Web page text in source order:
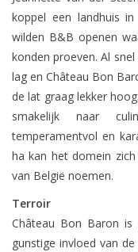
Blog
Wijndomeinen
koppel een landhuis
wilden B&B openen
konden proeven. Al
lag en Château Bon
de lat graag lekker
smakelijk naar
temperamentvol en
ha kan het domein
van België noemen.
Terroir
Château Bon Baron
gunstige invloed van